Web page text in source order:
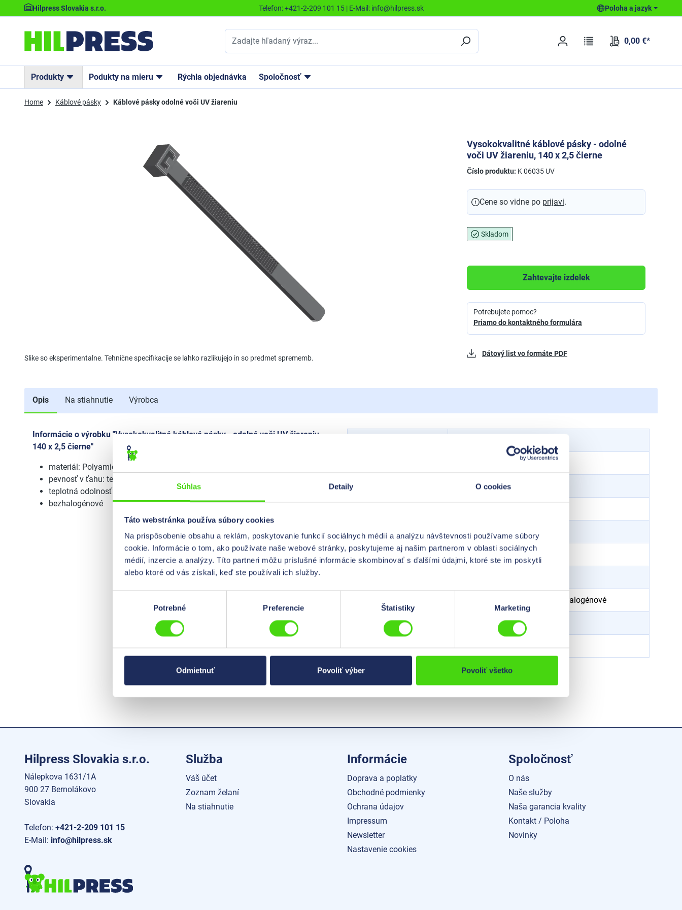
Súhlas Detaily O cookies
Táto webstránka používa súbory cookies
Na prispôsobenie obsahu a reklám, poskytovanie funkcií sociálnych médií a analýzu návštevnosti používame súbory
cookie. Informácie o tom, ako používate naše webové stránky, poskytujeme aj našim partnerom v oblasti sociálnych
médií, inzercie a analýzy. Títo partneri môžu príslušné informácie skombinovať s ďalšími údajmi, ktoré ste im poskytli
alebo ktoré od vás získali, keď ste používali ich služby.
Potrebné Preferencie Štatistiky Marketing
Odmietnuť Povoliť výber Povoliť všetko
Hilpress Slovakia s.r.o. Telefon:+421-2-209 101 15| E-Mail: info@hilpress.sk Poloha a jazyk
0,00 €*
Produkty Podukty na mieru Rýchla objednávka Spoločnosť
Home Káblové pásky Káblové pásky odolné voči UV žiareniu
Slike so eksperimentalne. Tehnične specifikacije se lahko razlikujejo in so predmet sprememb.
Vysokokvalitné káblové pásky - odolné
voči UV žiareniu, 140 x 2,5 čierne
Číslo produktu: K 06035 UV
Cene so vidne po prijavi.
Skladom
Zahtevajte izdelek
Potrebujete pomoc?
Priamo do kontaktného formulára
Dátový list vo formáte PDF
Opis Na stiahnutie Výrobca
Informácie o výrobku "Vysokokvalitné káblové pásky - odolné voči UV žiareniu,
140 x 2,5 čierne"
materiál: Polyamid 6.6 čierny odolný voči UV žiareniu podľa UL 62275
pevnosť v ťahu: testovaná po 1000 hodinách UV testu
teplotná odolnosť: -40 °C až +80 °C
bezhalogénové
Polyamid 6,6
Pevnosť v ťahu KP
Pevnosť v ťahu 80 N
, bezhalogénové
max. priemer zväzku
Šírka 2,5mm
Hilpress Slovakia s.r.o.
Nálepkova 1631/1A
900 27 Bernolákovo
Slovakia
Telefon: +421-2-209 101 15
E-Mail: info@hilpress.sk
Služba
Váš účet
Zoznam želaní
Na stiahnutie
Informácie
Doprava a poplatky
Obchodné podmienky
Ochrana údajov
Impressum
Newsletter
Nastavenie cookies
Spoločnosť
O nás
Naše služby
Naša garancia kvality
Kontakt / Poloha
Novinky